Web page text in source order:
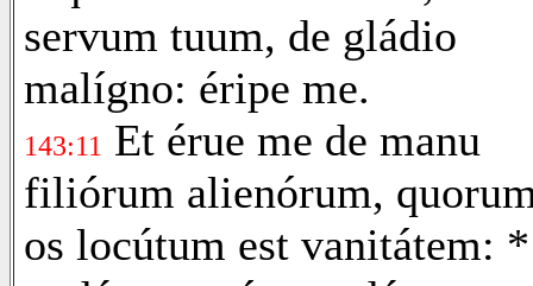
servum tuum, de gládio
malígno: éripe me.
143:11 Et érue me de manu
filiórum alienórum,
os locútum est vanitátem: *